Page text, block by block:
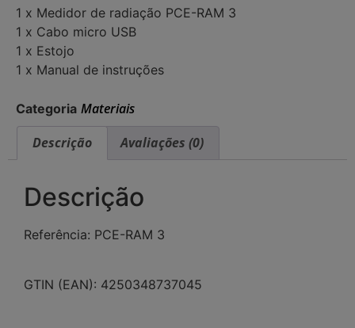
1 x Medidor de radiação PCE-RAM 3
1 x Cabo micro USB
1 x Estojo
1 x Manual de instruções
Categoria Materiais
Descrição
Avaliações (0)
Descrição
Referência: PCE-RAM 3
GTIN (EAN): 4250348737045